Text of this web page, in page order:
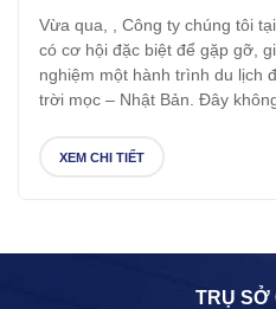
Vừa qua, , Công ty chúng tôi
có cơ hội đặc biệt để gặp gỡ,
nghiệm một hành trình du lịch
trời mọc – Nhật Bản. Đây
XEM CHI TIẾT
TRỤ SỞ